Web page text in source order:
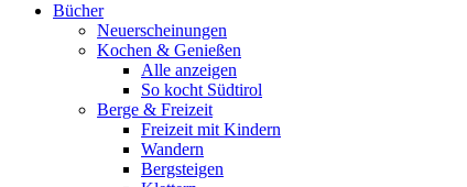
Bücher
Neuerscheinungen
Kochen & Genießen
Alle anzeigen
So kocht Südtirol
Berge & Freizeit
Freizeit mit Kindern
Wandern
Bergsteigen